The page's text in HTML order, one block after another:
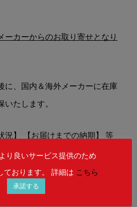
ーカーからのお取り寄せとなり
に、国内＆海外メーカーに在庫
いたします。
況】 【お届けまでの納期】 等
せいたします。
は、御注文後にご希望の商品を
り良いサービス提供のため
ております。 詳細は こちら
承諾する